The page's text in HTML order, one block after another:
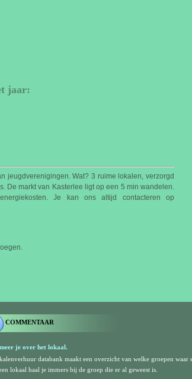
jaar:
jeugdverenigingen. Wat? 3 ruime lokalen, verzorgd
De markt van Kasterlee ligt op een 5 min wandelen.
Je kan ons altijd contacteren op
COMMENTAAR
je over het lokaal.
databank maakt een overzicht van welke groepen
lokaal haal je immers bij de groep die er al geweest is.